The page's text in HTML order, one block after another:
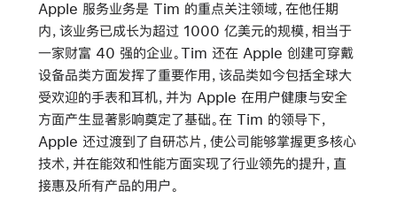
Apple 服务业务是 Tim 的重点关注领域，在他任期
内，该业务已成长为超过 1000 亿美元的规模，相当于
一家财富 40 强的企业。Tim 还在 Apple 创建可穿戴
设备品类方面发挥了重要作用，该品类如今包括全球大
受欢迎的手表和耳机，并为 Apple 在用户健康与安全
方面产生显著影响奠定了基础。在 Tim 的领导下，
Apple 还过渡到了自研芯片，使公司能够掌握更多核心
技术，并在能效和性能方面实现了行业领先的提升，直
接惠及所有产品的用户。